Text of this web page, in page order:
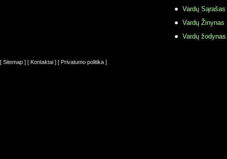
Vardų Sąrašas
Vardų Žinynas
Vardų
[ Sitemap ] [ Kontaktai ] [ Privatumo politika ]